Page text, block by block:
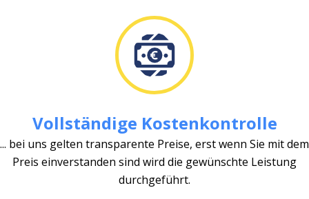
Vollständige Kostenkontrolle
... bei uns gelten transparente Preise, erst wenn Sie mit dem
Preis einverstanden sind wird die gewünschte Leistung
durchgeführt.